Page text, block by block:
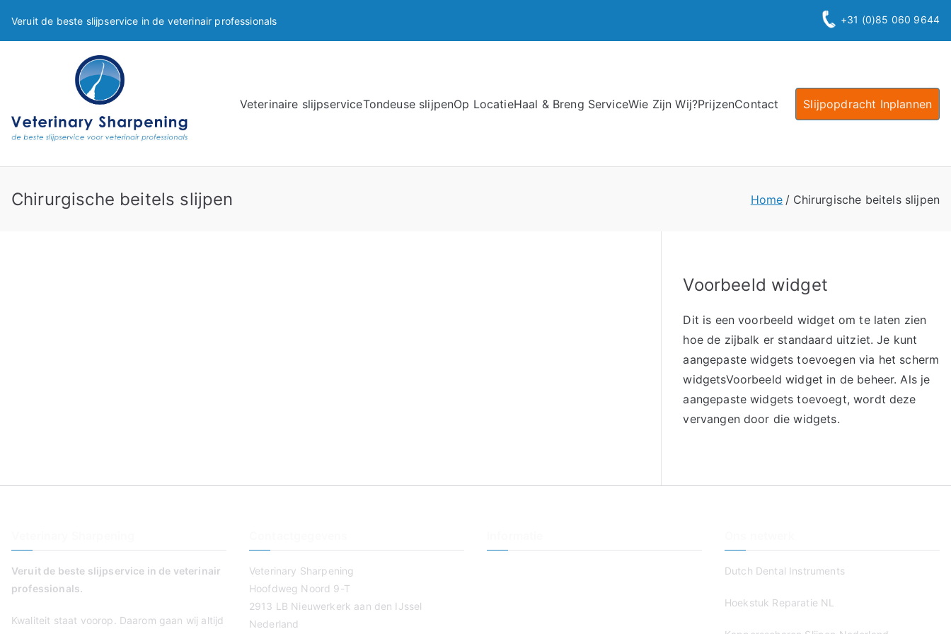
naar
Veruit de beste slijpservice in de veterinair professionals +31 (0)85 060 9644
Veterinaire slijpserviceTondeuse slijpenOp LocatieHaal & Breng ServiceWie Zijn Wij?PrijzenContact Slijpopdracht Inplannen
Chirurgische beitels slijpen Home Chirurgische beitels slijpen
Voorbeeld widget
Dit is een voorbeeld widget om te laten zien
hoe de zijbalk er standaard uitziet. Je kunt
aangepaste widgets toevoegen via het scherm
widgetsVoorbeeld widget in de beheer. Als je
aangepaste widgets toevoegt, wordt deze
vervangen door die widgets.
Veruit de beste slijpservice in de veterinair
professionals.
Kwaliteit staat voorop. Daarom gaan wij altijd
Veterinary Sharpening
Hoofdweg Noord 9-T
2913 LB Nieuwerkerk aan den IJssel
Nederland
Dutch Dental Instruments
Hoekstuk Reparatie NL